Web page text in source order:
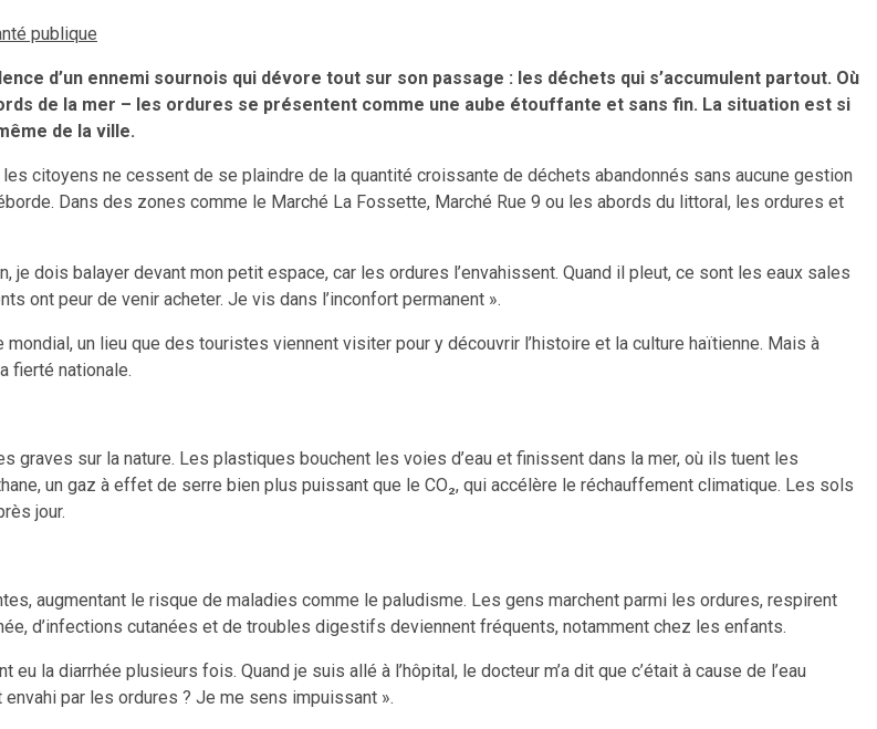
publique
d’un ennemi sournois qui dévore tout sur son passage : les déchets qui s’accumulent partout. Où
de la mer – les ordures se présentent comme une aube étouffante et sans fin. La situation est si
de la ville.
citoyens ne cessent de se plaindre de la quantité croissante de déchets abandonnés sans aucune gestion
Dans des zones comme le Marché La Fossette, Marché Rue 9 ou les abords du littoral, les ordures et
je dois balayer devant mon petit espace, car les ordures l’envahissent. Quand il pleut, ce sont les eaux sales
ont peur de venir acheter. Je vis dans l’inconfort permanent ».
un lieu que des touristes viennent visiter pour y découvrir l’histoire et la culture haïtienne. Mais à
fierté nationale.
sur la nature. Les plastiques bouchent les voies d’eau et finissent dans la mer, où ils tuent les
un gaz à effet de serre bien plus puissant que le CO₂, qui accélère le réchauffement climatique. Les sols
jour.
augmentant le risque de maladies comme le paludisme. Les gens marchent parmi les ordures, respirent
d’infections cutanées et de troubles digestifs deviennent fréquents, notamment chez les enfants.
la diarrhée plusieurs fois. Quand je suis allé à l’hôpital, le docteur m’a dit que c’était à cause de l’eau
par les ordures ? Je me sens impuissant ».